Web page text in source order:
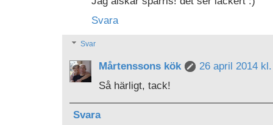
Svara
Svar
Mårtenssons kök
26 april 2014
Så härligt, tack!
Svara